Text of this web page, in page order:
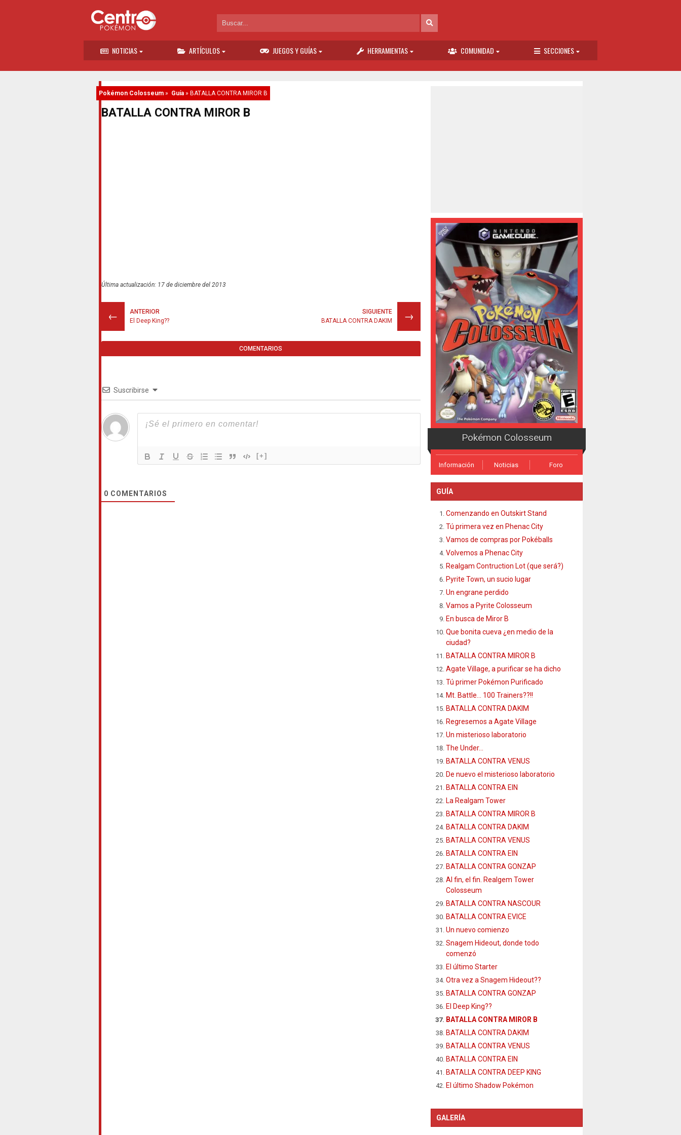
NOTICIAS ARTÍCULOS JUEGOS Y GUÍAS HERRAMIENTAS COMUNIDAD SECCIONES
Pokémon Colosseum» Guía» BATALLA CONTRA MIROR B
BATALLA CONTRA MIROR B
Última actualización: 17 de diciembre del 2013
←
ANTERIOR
El Deep King??
→
SIGUIENTE
BATALLA CONTRA DAKIM
COMENTARIOS
Suscribirse
[+]
0 COMENTARIOS
Pokémon Colosseum
Información Noticias Foro
GUÍA
Comenzando en Outskirt Stand
Tú primera vez en Phenac City
Vamos de compras por Pokéballs
Volvemos a Phenac City
Realgam Contruction Lot (que será?)
Pyrite Town, un sucio lugar
Un engrane perdido
Vamos a Pyrite Colosseum
En busca de Miror B
Que bonita cueva ¿en medio de la
ciudad?
BATALLA CONTRA MIROR B
Agate Village, a purificar se ha dicho
Tú primer Pokémon Purificado
Mt. Battle… 100 Trainers??!!
BATALLA CONTRA DAKIM
Regresemos a Agate Village
Un misterioso laboratorio
The Under…
BATALLA CONTRA VENUS
De nuevo el misterioso laboratorio
BATALLA CONTRA EIN
La Realgam Tower
BATALLA CONTRA MIROR B
BATALLA CONTRA DAKIM
BATALLA CONTRA VENUS
BATALLA CONTRA EIN
BATALLA CONTRA GONZAP
Al fin, el fin. Realgem Tower
Colosseum
BATALLA CONTRA NASCOUR
BATALLA CONTRA EVICE
Un nuevo comienzo
Snagem Hideout, donde todo
comenzó
El último Starter
Otra vez a Snagem Hideout??
BATALLA CONTRA GONZAP
El Deep King??
BATALLA CONTRA MIROR B
BATALLA CONTRA DAKIM
BATALLA CONTRA VENUS
BATALLA CONTRA EIN
BATALLA CONTRA DEEP KING
El último Shadow Pokémon
GALERÍA